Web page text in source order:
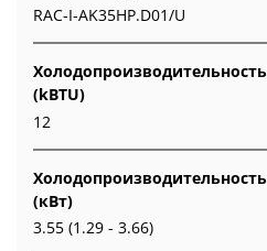
RAC-I-AK35HP.D01/U
Холодопроизводительность
(kBTU)
12
Холодопроизводительность
(кВт)
3.55 (1.29 - 3.66)